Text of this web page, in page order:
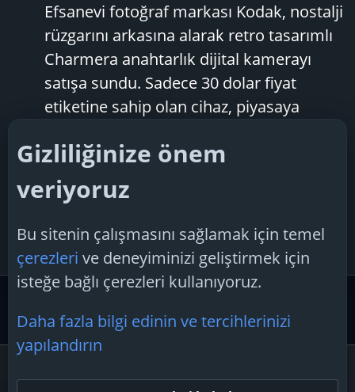
Efsanevi fotoğraf markası Kodak, nostalji
rüzgarını arkasına alarak retro tasarımlı
Charmera anahtarlık dijital kamerayı
satışa sundu. Sadece 30 dolar fiyat
etiketine sahip olan cihaz, piyasaya
tükendi. Charmera, 80’lerin tek
kullanımlık kameralarını andıran...
tufitorino Konu
kodak
retro Cevaplar: 0 Forum: Teknoloji
Haberleri
Etiketler
Gizliliğinize önem
veriyoruz
Bu sitenin çalışmasını sağlamak için temel
çerezleri ve deneyiminizi geliştirmek için
isteğe bağlı çerezleri kullanıyoruz.
Daha fazla bilgi edinin ve tercihlerinizi
yapılandırın